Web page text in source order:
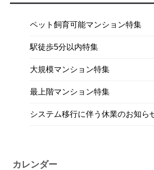
ペット飼育可能マンション特集
駅徒歩5分以内特集
大規模マンション特集
最上階マンション特集
システム移行に伴う休業のお知ら
カレンダー